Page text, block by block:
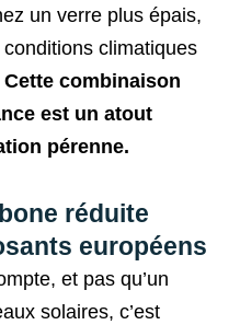
un verre plus épais,
climatiques
Cette combinaison
est un atout
pérenne.
réduite
européens
et pas qu’un
solaires, c’est